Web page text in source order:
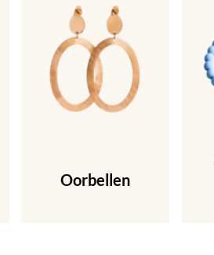
Oorbellen